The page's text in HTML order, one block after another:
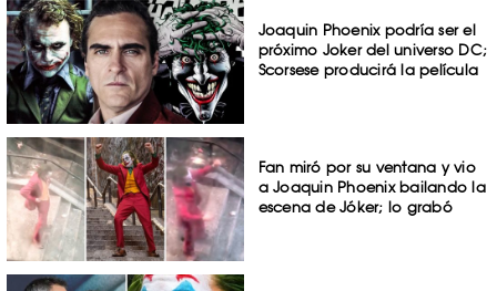
Joaquin Phoenix podría ser el
próximo Joker del universo DC;
Scorsese producirá la película
Fan miró por su ventana y vio
a Joaquin Phoenix bailando la
escena de Jóker; lo grabó